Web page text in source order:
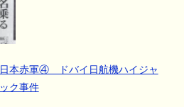
日本赤軍④ ドバイ日航機ハイジャ
ック事件